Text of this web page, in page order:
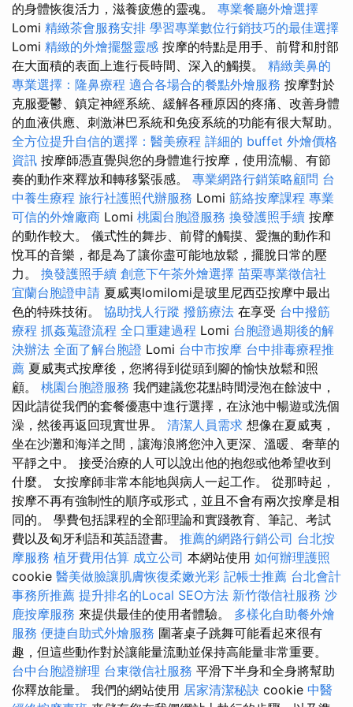
的身體恢復活力，滋養疲憊的靈魂。 專業餐廳外燴選擇
Lomi 精緻茶會服務安排 學習專業數位行銷技巧的最佳選擇
Lomi 精緻的外燴擺盤靈感 按摩的特點是用手、前臂和肘部
在大面積的表面上進行長時間、深入的觸摸。 精緻美鼻的
專業選擇：隆鼻療程 適合各場合的餐點外燴服務 按摩對於
克服憂鬱、鎮定神經系統、緩解各種原因的疼痛、改善身體
的血液供應、刺激淋巴系統和免疫系統的功能有很大幫助。
全方位提升自信的選擇：醫美療程 詳細的 buffet 外燴價格
資訊 按摩師憑直覺與您的身體進行按摩，使用流暢、有節
奏的動作來釋放和轉移緊張感。 專業網路行銷策略顧問 台
中養生療程 旅行社護照代辦服務 Lomi 筋絡按摩課程 專業
可信的外燴廠商 Lomi 桃園台胞證服務 換發護照手續 按摩
的動作較大。 儀式性的舞步、前臂的觸摸、愛撫的動作和
悅耳的音樂，都是為了讓你盡可能地放鬆，擺脫日常的壓
力。 換發護照手續 創意下午茶外燴選擇 苗栗專業徵信社
宜蘭台胞證申請 夏威夷lomilomi是玻里尼西亞按摩中最出
色的特殊技術。 協助找人行蹤 撥筋療法 在享受 台中撥筋
療程 抓姦蒐證流程 全口重建過程 Lomi 台胞證過期後的解
決辦法 全面了解台胞證 Lomi 台中市按摩 台中排毒療程推
薦 夏威夷式按摩後，您將得到從頭到腳的愉快放鬆和照
顧。 桃園台胞證服務 我們建議您花點時間浸泡在餘波中，
因此請從我們的套餐優惠中進行選擇，在泳池中暢遊或洗個
澡，然後再返回現實世界。 清潔人員需求 想像在夏威夷，
坐在沙灘和海洋之間，讓海浪將您沖入更深、溫暖、奢華的
平靜之中。 接受治療的人可以說出他的抱怨或他希望收到
什麼。 女按摩師非常本能地與病人一起工作。 從那時起，
按摩不再有強制性的順序或形式，並且不會有兩次按摩是相
同的。 學費包括課程的全部理論和實踐教育、筆記、考試
費以及匈牙利語和英語證書。 推薦的網路行銷公司 台北按
摩服務 植牙費用估算 成立公司 本網站使用 如何辦理護照
cookie 醫美做臉讓肌膚恢復柔嫩光彩 記帳士推薦 台北會計
事務所推薦 提升排名的Local SEO方法 新竹徵信社服務 沙
鹿按摩服務 來提供最佳的使用者體驗。 多樣化自助餐外燴
服務 便捷自助式外燴服務 圍著桌子跳舞可能看起來很有
趣，但這些動作對於讓能量流動並保持高能量非常重要。
台中台胞證辦理 台東徵信社服務 平滑下半身和全身將幫助
你釋放能量。 我們的網站使用 居家清潔秘訣 cookie 中醫